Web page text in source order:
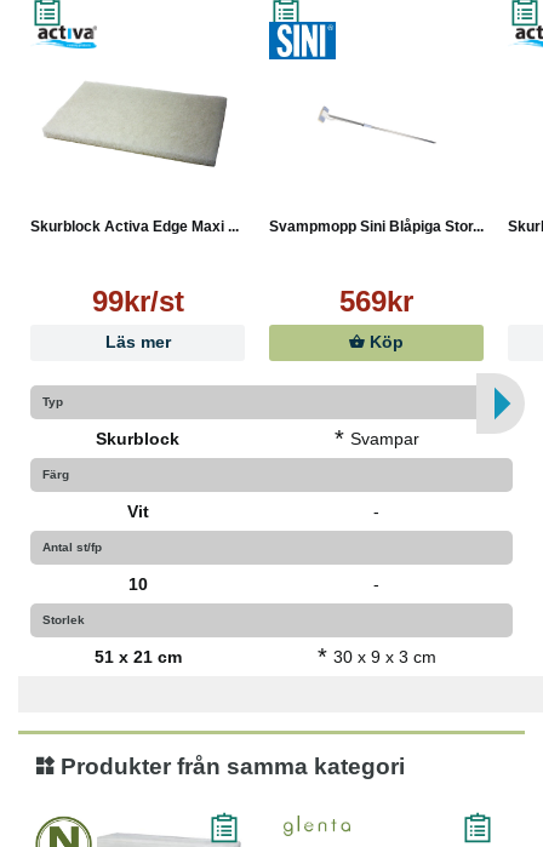
Skurblock Activa Edge Maxi ...
99kr/st
Läs mer
Svampmopp Sini Blåpiga Stor...
569kr
Köp
Typ
Skurblock * Svampar
Färg
Vit -
Antal st/fp
10 -
Storlek
51 x 21 cm * 30 x 9 x 3 cm
Produkter från samma kategori